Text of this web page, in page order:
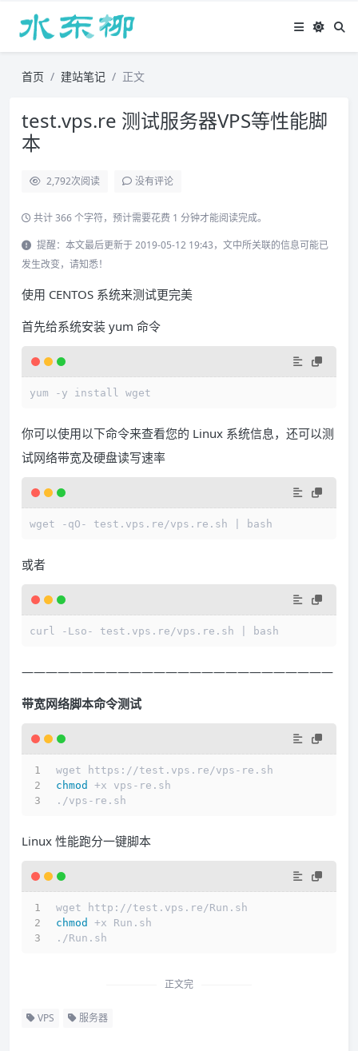
首页 建站笔记 正文
test.vps.re 测试服务器VPS等性能脚
本
2,792次阅读 没有评论
共计 366 个字符，预计需要花费 1 分钟才能阅读完成。
提醒：本文最后更新于 2019-05-12 19:43，文中所关联的信息可能已
发生改变，请知悉！
使用 CENTOS 系统来测试更完美
首先给系统安装 yum 命令
yum -y install wget
你可以使用以下命令来查看您的 Linux 系统信息，还可以测
试网络带宽及硬盘读写速率
wget -qO- test.vps.re/vps.re.sh | bash
或者
curl -Lso- test.vps.re/vps.re.sh | bash
——————————————————————————
带宽网络脚本命令测试
wget https://test.vps.re/vps-re.sh
chmod
+x vps-re.sh
./vps-re.sh
Linux 性能跑分一键脚本
wget http://test.vps.re/Run.sh
chmod
+x Run.sh
./Run.sh
正文完
VPS 服务器